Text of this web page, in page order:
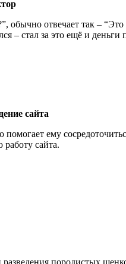
отвечает так –
стал за это ещё и деньги
сайта
ему
сайта.